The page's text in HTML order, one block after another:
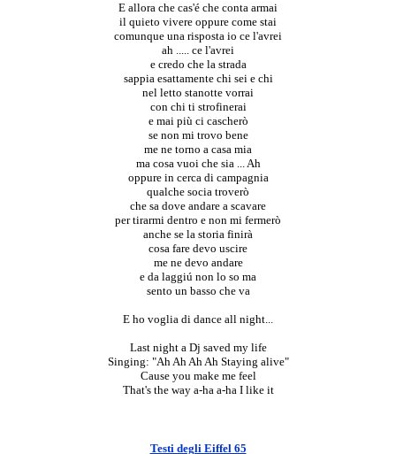
E allora che cas'é che conta armai
il quieto vivere oppure come stai
comunque una risposta io ce l'avrei
ah ..... ce l'avrei
e credo che la strada
sappia esattamente chi sei e chi
nel letto stanotte vorrai
con chi ti strofinerai
e mai più ci cascherò
se non mi trovo bene
me ne torno a casa mia
ma cosa vuoi che sia ... Ah
oppure in cerca di campagnia
qualche socia troverò
che sa dove andare a scavare
per tirarmi dentro e non mi fermerò
anche se la storia finirà
cosa fare devo uscire
me ne devo andare
e da laggiú non lo so ma
sento un basso che va
E ho voglia di dance all night...
Last night a Dj saved my life
Singing: "Ah Ah Ah Ah Staying alive"
Cause you make me feel
That's the way a-ha a-ha I like it
Testi degli Eiffel 65